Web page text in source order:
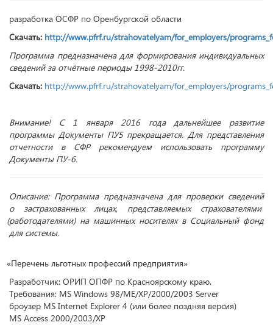
разработка ОСФР по Оренбургской области
Скачать: http://www.pfrf.ru/strahovatelyam/for_employers/
Программа предназначена для формирования индивидуальных
сведений за отчётные периоды 1998-2010гг.
Скачать: http://www.pfrf.ru/strahovatelyam/for_employers/
Внимание! С 1 января 2016 года дальнейшее развитие
программы Документы ПУ5 прекращается. Для представления
отчетности в СФР рекомендуем использовать программу
Документы ПУ-6.
Описание: Программа предназначена для проверки сведений
о застрахованных лицах, представляемых страхователями
(работодателями) на машинных носителях в Социальный фонд
для системы.
«Перечень льготных профессий предприятия»
Разработчик: ОРИП ОПФР по Красноярскому краю.
Требования: MS Windows 98/ME/XP/2000/2003 Server
броузер MS Internet Explorer 4 (или более поздняя версия)
MS Access 2000/2003/XP